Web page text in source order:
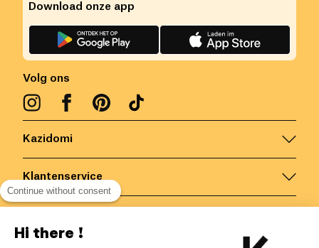
Kazidomi
Klantenservice
Volg ons
Download onze app
Continue without consent
Hi there !